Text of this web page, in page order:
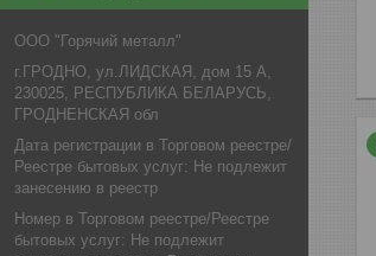
ООО "Горячий металл"
г.ГРОДНО, ул.ЛИДСКАЯ, дом 15 А,
230025, РЕСПУБЛИКА БЕЛАРУСЬ,
ГРОДНЕНСКАЯ обл
Дата регистрации в Торговом реестре/
Реестре бытовых услуг: Не подлежит
занесению в реестр
Номер в Торговом реестре/Реестре
бытовых услуг: Не подлежит